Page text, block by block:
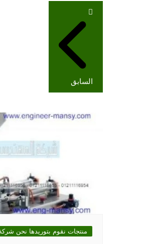
تصفّح
المقالات
السابق
منتجات نقوم بتوريدها نحن